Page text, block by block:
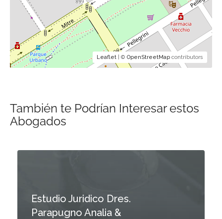
Leaflet | © OpenStreetMap contributors
También te Podrían Interesar estos
Abogados
Estudio Juridico Dres.
Parapugno Analia &